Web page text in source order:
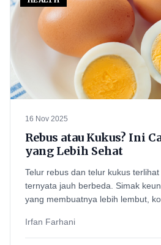
16 Nov 2025
Rebus atau Kukus? Ini
yang Lebih Sehat
Telur rebus dan telur kukus
ternyata jauh berbeda. Simak
yang membuatnya lebih lembut,
Irfan Farhani